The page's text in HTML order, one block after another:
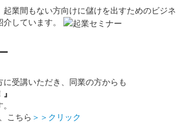
起業間もない方向けに儲けを出すためのビジネ
しています。
受講いただき、同業の方からも
こちら ＞＞クリック